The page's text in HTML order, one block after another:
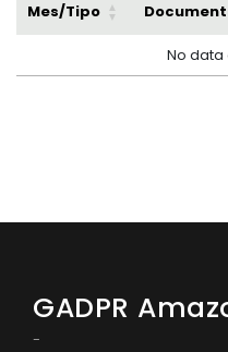
Mes/Tipo
No data
GADPR
-